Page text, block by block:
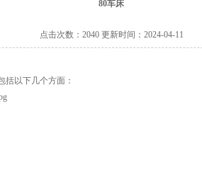
80车床
点击次数：2040 更新时间：2024-04-11
括以下几个方面：